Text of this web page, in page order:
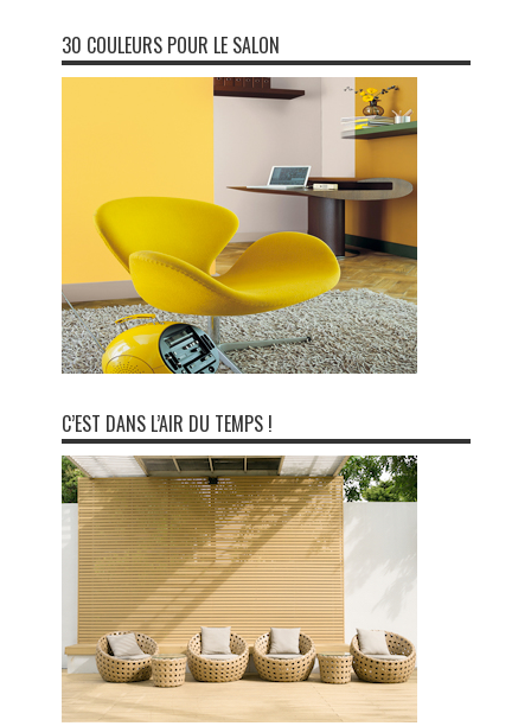
30 COULEURS POUR LE SALON
C’EST DANS L’AIR DU TEMPS !